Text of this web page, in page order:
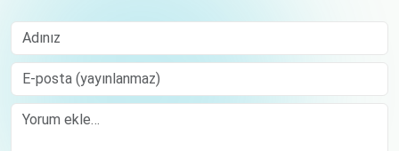
Adınız
E-posta (yayınlanmaz)
Comment